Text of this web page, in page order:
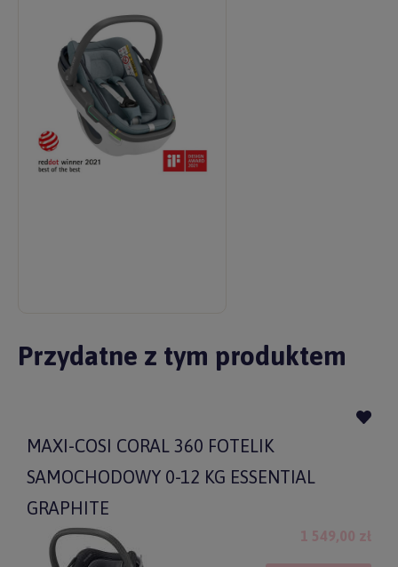
Przydatne z tym produktem
MAXI-COSI CORAL 360 FOTELIK
SAMOCHODOWY 0-12 KG ESSENTIAL
GRAPHITE
1 549,00 zł